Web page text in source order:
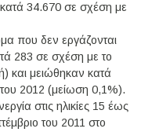
34.670 σε σχέση με
που δεν εργάζονται
283 σε σχέση με το
και μειώθηκαν κατά
2012 (μείωση 0,1%).
στις ηλικίες 15 έως
του 2011 στο